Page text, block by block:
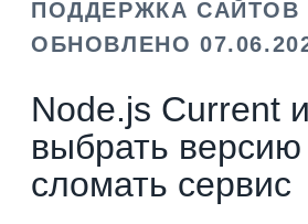
ПОДДЕРЖКА САЙТОВ
ОБНОВЛЕНО
Node.js Current
выбрать
сломать сервис